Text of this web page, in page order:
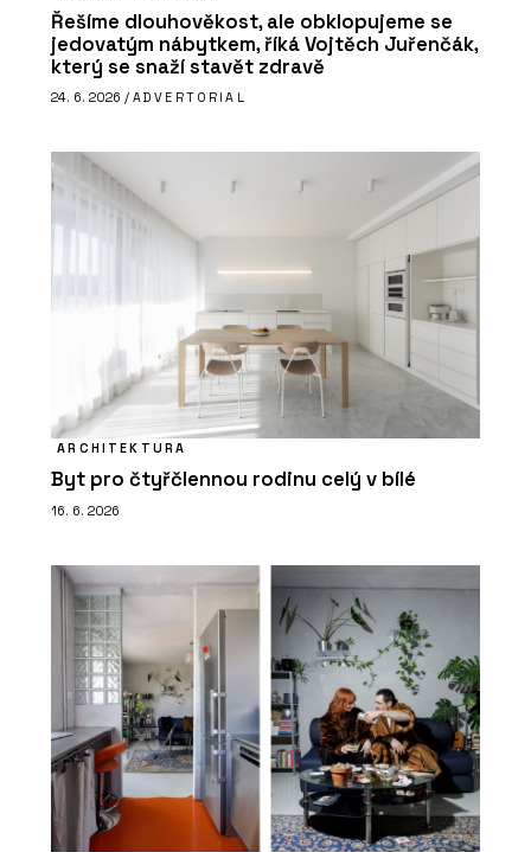
Řešíme dlouhověkost, ale obklopujeme se
jedovatým nábytkem, říká Vojtěch Juřenčák,
který se snaží stavět zdravě
24. 6. 2026 / ADVERTORIAL
ARCHITEKTURA
Byt pro čtyřčlennou rodinu celý v bílé
16. 6. 2026